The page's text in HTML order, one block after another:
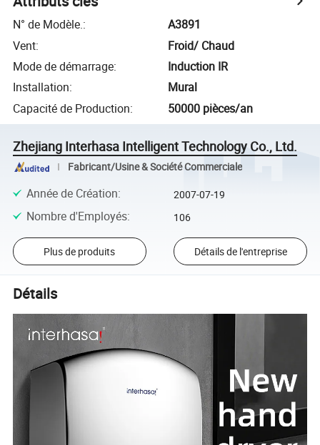
N° de Modèle.:
A3891
Vent:
Froid/ Chaud
Mode de démarrage:
Induction IR
Installation:
Mural
Capacité de Production: 50000 pièces/an
Zhejiang Interhasa Intelligent Technology Co., Ltd.
Fabricant/Usine & Société Commerciale
Année de Création: 2007-07-19
Nombre d'Employés: 106
Plus de produits Détails de l'entreprise
Détails